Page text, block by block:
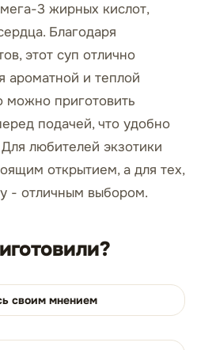
3 жирных кислот,
Благодаря
этот суп отлично
ароматной и теплой
можно приготовить
подачей, что удобно
любителей экзотики
открытием, а для тех,
- отличным выбором.
своим мнением